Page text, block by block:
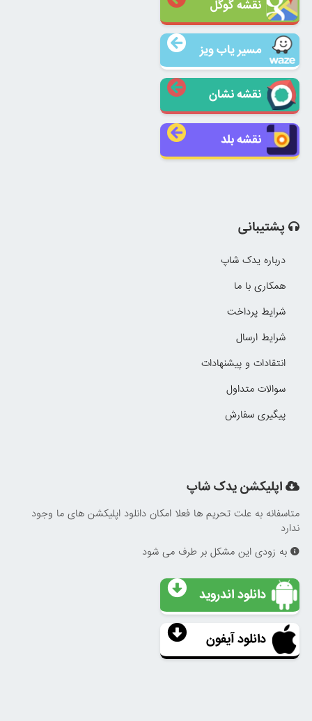
نقشه گوگل
مسیر یاب ویز
نقشه نشان
نقشه بلد
پشتیبانی
درباره یدک شاپ
همکاری با ما
شرایط پرداخت
شرایط ارسال
انتقادات و پیشنهادات
سوالات متداول
پیگیری سفارش
اپلیکشن یدک شاپ
متاسفانه به علت تحریم ها فعلا امکان دانلود اپلیکشن های ما وجود
ندارد
به زودی این مشکل بر طرف می شود
دانلود اندروید
دانلود آیفون